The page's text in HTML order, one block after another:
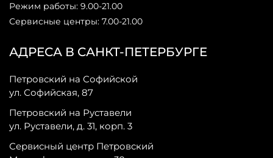
АДРЕСА В САНКТ-ПЕТЕРБУРГЕ
Петровский на Софийской
ул. Софийская, 87
Петровский на Руставели
ул. Руставели, д. 31, корп. 3
Сервисный центр Петровский
Режим работы: 9.00-21.00
Сервисные центры: 7.00-21.00